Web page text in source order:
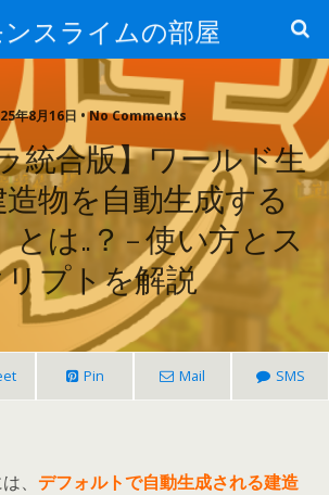
スライムの部屋
年8月16日 • No Comments
統合版】ワールド生
物を自動生成する
とは..？ – 使い方とス
プトを解説
Pin Mail SMS
、 デフォルトで自動生成される建造